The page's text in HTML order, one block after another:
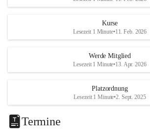
Kurse
Lesezeit 1 Minute•11. Feb. 2026
Werde Mitglied
Lesezeit 1 Minute•13. Apr. 2026
Platzordnung
Lesezeit 1 Minute•2. Sept. 2025
Termine